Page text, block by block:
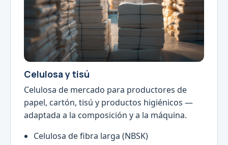
Celulosa y tisú
Celulosa de mercado para productores de
papel, cartón, tisú y productos higiénicos —
adaptada a la composición y a la máquina.
Celulosa de fibra larga (NBSK)